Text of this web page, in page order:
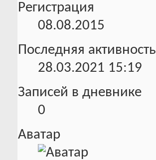
Регистрация
08.08.2015
Последняя активность
28.03.2021 15:19
Записей в дневнике
0
Аватар